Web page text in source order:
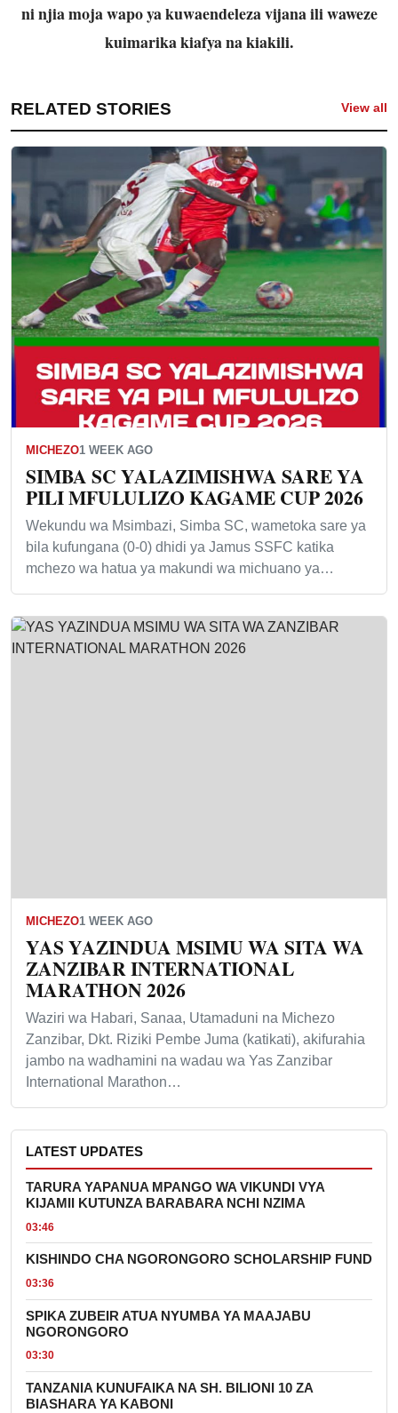
ni njia moja wapo ya kuwaendeleza vijana ili waweze
kuimarika kiafya na kiakili.
RELATED STORIES View all
MICHEZO1 WEEK AGO
SIMBA SC YALAZIMISHWA SARE YA
PILI MFULULIZO KAGAME CUP 2026
Wekundu wa Msimbazi, Simba SC, wametoka sare ya
bila kufungana (0-0) dhidi ya Jamus SSFC katika
mchezo wa hatua ya makundi wa michuano ya…
MICHEZO1 WEEK AGO
YAS YAZINDUA MSIMU WA SITA WA
ZANZIBAR INTERNATIONAL
MARATHON 2026
Waziri wa Habari, Sanaa, Utamaduni na Michezo
Zanzibar, Dkt. Riziki Pembe Juma (katikati), akifurahia
jambo na wadhamini na wadau wa Yas Zanzibar
International Marathon…
LATEST UPDATES
TARURA YAPANUA MPANGO WA VIKUNDI VYA
KIJAMII KUTUNZA BARABARA NCHI NZIMA
03:46
KISHINDO CHA NGORONGORO SCHOLARSHIP FUND
03:36
SPIKA ZUBEIR ATUA NYUMBA YA MAAJABU
NGORONGORO
03:30
TANZANIA KUNUFAIKA NA SH. BILIONI 10 ZA
BIASHARA YA KABONI